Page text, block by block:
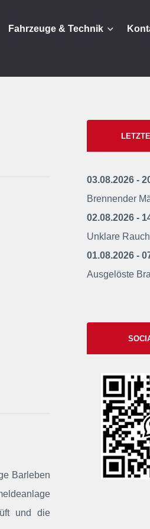
Fahrzeuge & Technik
Barleben
und die
LETZTE
03.08.2026 -
Brennender
02.08.2026 -
Unklare
01.08.2026 -
Ausgelöste